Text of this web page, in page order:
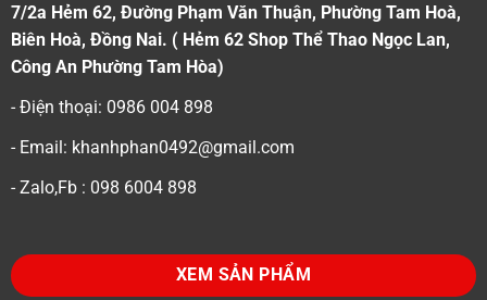
7/2a Hẻm 62, Đường Phạm Văn Thuận, Phường Tam Hoà,
Biên Hoà, Đồng Nai. ( Hẻm 62 Shop Thể Thao Ngọc Lan,
Công An Phường Tam Hòa)
- Điện thoại: 0986 004 898
- Email: khanhphan0492@gmail.com
- Zalo,Fb : 098 6004 898
XEM SẢN PHẨM